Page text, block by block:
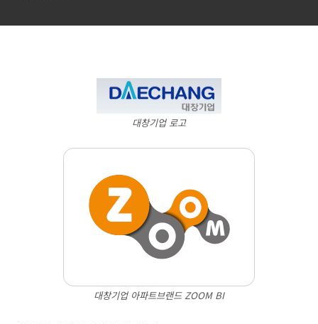
대창기업 로고
대창기업 아파트브랜드 ZOOM BI